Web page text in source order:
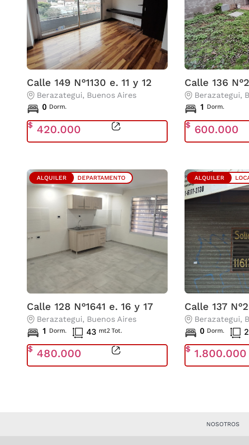
Calle 149 N°1130 e. 11 y 12
Berazategui, Buenos Aires
0 Dorm.
$ 420.000
Calle 136
Berazategui,
1 Dorm.
$ 600.000
ALQUILER DEPARTAMENTO
Calle 128 N°1641 e. 16 y 17
Berazategui, Buenos Aires
1 Dorm. 43 mt2 Tot.
$ 480.000
ALQUILER
Calle 137
Berazategui,
0 Dorm.
$ 1.800.000
NOSOTROS